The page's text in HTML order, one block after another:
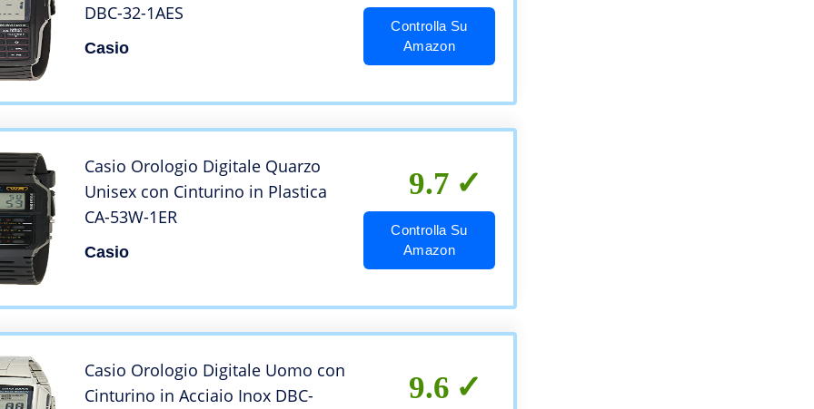
DBC-32-1AES
Casio
Controlla Su
Amazon
Casio Orologio Digitale Quarzo
Unisex con Cinturino in Plastica
CA-53W-1ER
Casio
9.7
Controlla Su
Amazon
Casio Orologio Digitale Uomo con
Cinturino in Acciaio Inox DBC-
9.6